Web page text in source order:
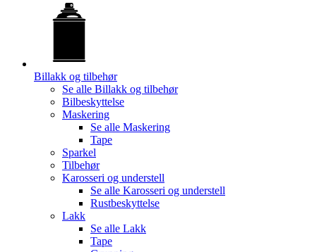
Billakk og tilbehør
Se alle Billakk og tilbehør
Bilbeskyttelse
Maskering
Se alle Maskering
Tape
Sparkel
Tilbehør
Karosseri og understell
Se alle Karosseri og understell
Rustbeskyttelse
Lakk
Se alle Lakk
Tape